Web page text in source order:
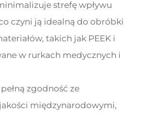
strefę wpływu
czyni ją idealną do obróbki
takich jak PEEK i
w rurkach medycznych i
zgodność ze
międzynarodowymi,